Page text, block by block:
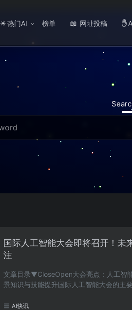
☀ 热门AI 榜单 📖 网址投稿 ✋
国际人工智能大会即将召开！未
注
文章目录▼CloseOpen大会亮点：人工智
景知识与技能提升国际人工智能大会的主
AI快讯